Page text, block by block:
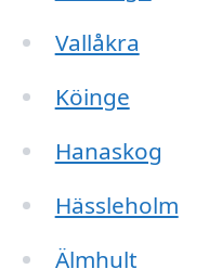
Vallåkra
Köinge
Hanaskog
Hässleholm
Älmhult